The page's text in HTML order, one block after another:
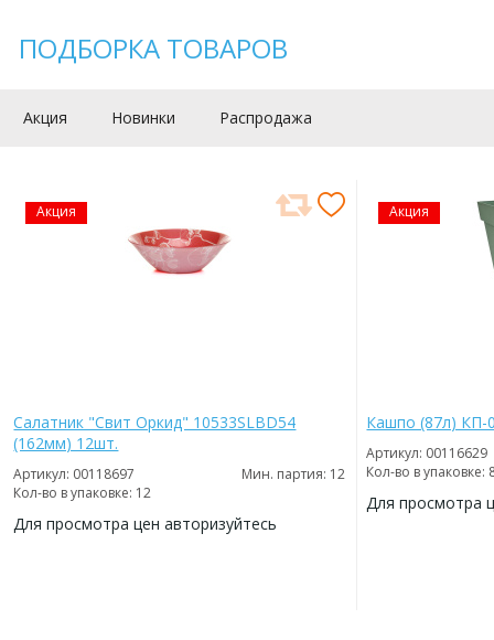
ПОДБОРКА ТОВАРОВ
Акция Новинки Распродажа
Акция
Салатник "Свит Оркид" 10533SLBD54
(162мм) 12шт.
Артикул: 00118697
Мин. партия: 12
Кол-во в упаковке: 12
Для просмотра цен авторизуйтесь
Акция
Кашпо (87л) КП-
Артикул: 00116629
Кол-во в упаковке:
Для просмотра